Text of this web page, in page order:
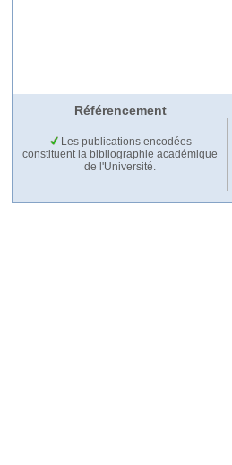
Référencement
Les publications encodées
constituent la bibliographie académique
de l'Université.